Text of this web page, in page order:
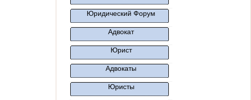
Юридический Форум
Адвокат
Юрист
Адвокаты
Юристы